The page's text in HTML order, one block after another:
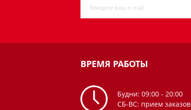
ВРЕМЯ РАБОТЫ
Будни: 09:00 - 20:00
СБ-ВС: прием заказов